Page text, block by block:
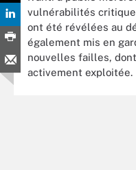
vulnérabilités
ont été révélées au
également mis en
nouvelles failles,
activement exploitée.